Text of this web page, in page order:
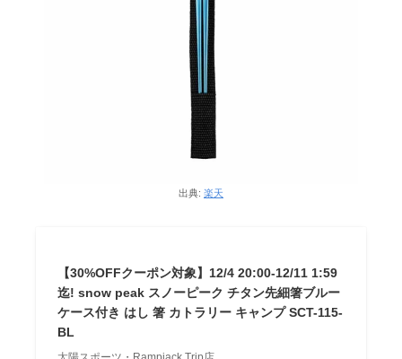
出典: 楽天
【30%OFFクーポン対象】12/4 20:00-12/11 1:59
迄! snow peak スノーピーク チタン先細箸ブルー
ケース付き はし 箸 カトラリー キャンプ SCT-115-
BL